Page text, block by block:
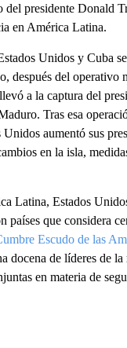
del presidente Donald
en América Latina.
Unidos y Cuba
después del operativo
a la captura del
Tras esa
aumentó sus
en la isla,
Latina, Estados
países que considera
Escudo de las
docena de líderes de la
en materia de